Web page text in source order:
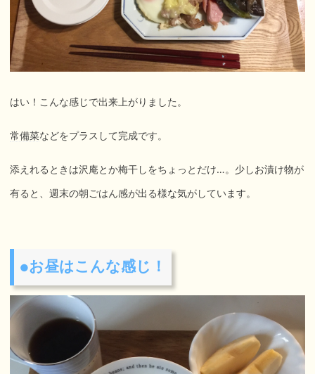
はい！こんな感じで出来上がりました。
常備菜などをプラスして完成です。
添えれるときは沢庵とか梅干しをちょっとだけ…。少しお漬け物が
有ると、週末の朝ごはん感が出る様な気がしています。
●お昼はこんな感じ！